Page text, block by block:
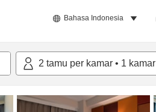
Bahasa Indonesia
2 tamu per kamar • 1 kamar